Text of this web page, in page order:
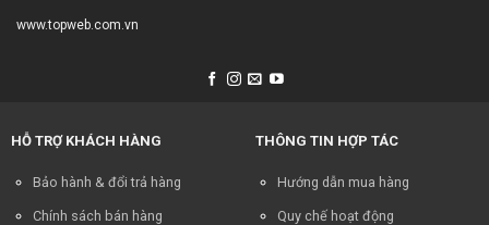
www.topweb.com.vn
HỖ TRỢ KHÁCH HÀNG
Bảo hành & đổi trả hàng
Chính sách bán hàng
THÔNG TIN HỢP TÁC
Hướng dẫn mua hàng
Quy chế hoạt động